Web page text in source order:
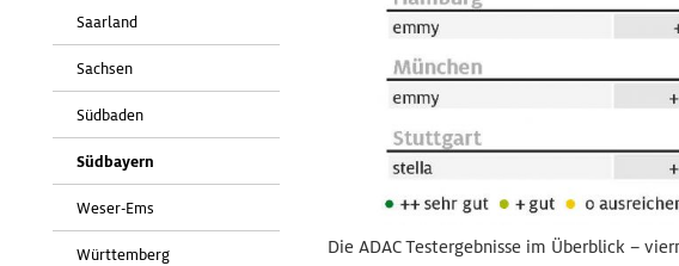
Saarland
Sachsen
Südbaden
Südbayern
Weser-Ems
Württemberg Die ADAC Testergebnisse im Überblick –